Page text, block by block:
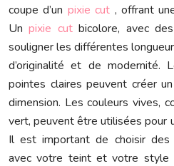
coupe d’un pixie cut , offrant
Unpixie cutbicolore, avec
souligner les différentes
d’originalité et de modernité.
pointes claires peuvent créer
dimension. Les couleurs vives,
vert, peuvent être utilisées pour
Il est important de choisir des
avec votre teint et votre style